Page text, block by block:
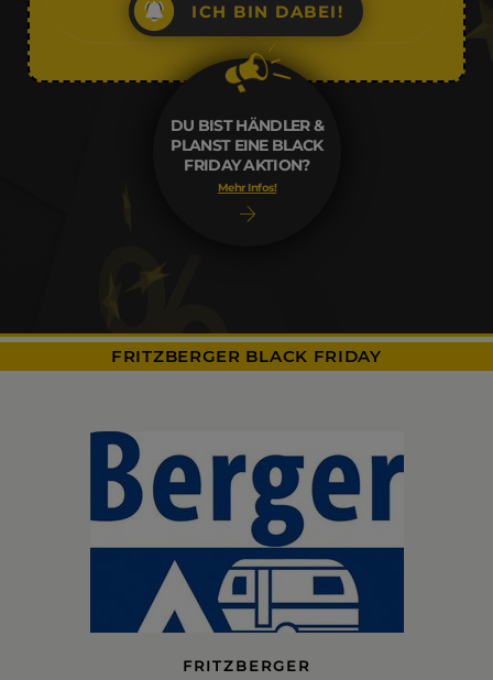
DU BIST HÄNDLER &
PLANST EINE BLACK
FRIDAY AKTION?
Mehr Infos!
ICH BIN DABEI!
FRITZBERGER BLACK FRIDAY
FRITZBERGER